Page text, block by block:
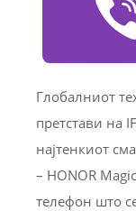
Глобалниот
претстави на
најтенкиот
– HONOR
телефон што